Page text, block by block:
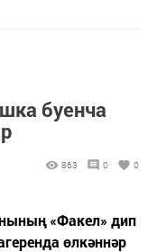
буенча
863 0 0
«Факел» дип
өлкәннәр